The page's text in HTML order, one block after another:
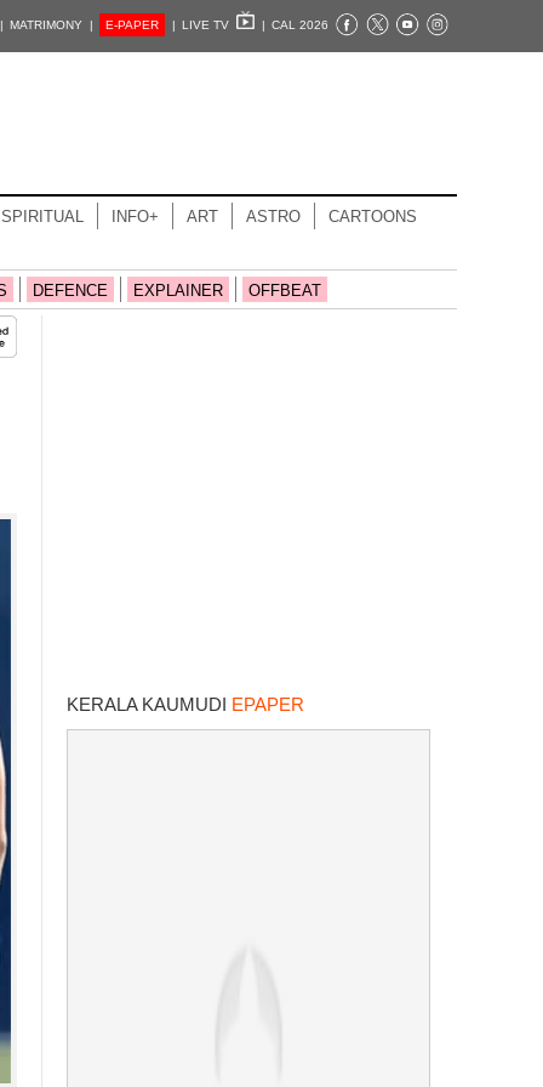
MATRIMONY | E-PAPER | LIVE TV | CAL 2026
SPIRITUAL INFO+ ART ASTRO CARTOONS
DEFENCE EXPLAINER OFFBEAT
KERALA KAUMUDI EPAPER